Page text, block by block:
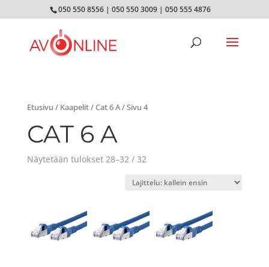
050 550 8556 |050 550 3009 |050 555 4876
Etusivu / Kaapelit/Cat 6 A/ Sivu 4
CAT 6 A
Näytetään tulokset 28–32 / 32